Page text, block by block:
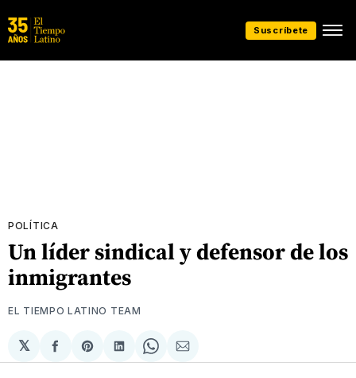
Suscríbete
POLÍTICA
Un líder sindical y defensor de los
inmigrantes
EL TIEMPO LATINO TEAM
𝕏
Compartir
en
Share
on
Compartir
en
Share
on
Compartir
via